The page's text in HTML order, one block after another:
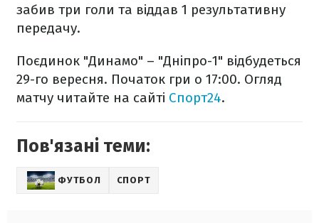
забив три голи та віддав 1 результативну
передачу.
Поєдинок "Динамо" – "Дніпро-1" відбудеться
29-го вересня. Початок гри о 17:00. Огляд
матчу читайте на сайті Спорт24.
Пов'язані теми:
ФУТБОЛ СПОРТ